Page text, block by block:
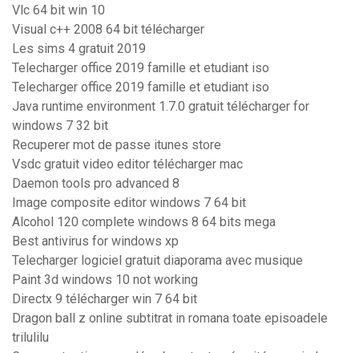
Vlc 64 bit win 10
Visual c++ 2008 64 bit télécharger
Les sims 4 gratuit 2019
Telecharger office 2019 famille et etudiant iso
Telecharger office 2019 famille et etudiant iso
Java runtime environment 1.7.0 gratuit télécharger for
windows 7 32 bit
Recuperer mot de passe itunes store
Vsdc gratuit video editor télécharger mac
Daemon tools pro advanced 8
Image composite editor windows 7 64 bit
Alcohol 120 complete windows 8 64 bits mega
Best antivirus for windows xp
Telecharger logiciel gratuit diaporama avec musique
Paint 3d windows 10 not working
Directx 9 télécharger win 7 64 bit
Dragon ball z online subtitrat in romana toate episoadele
trilulilu